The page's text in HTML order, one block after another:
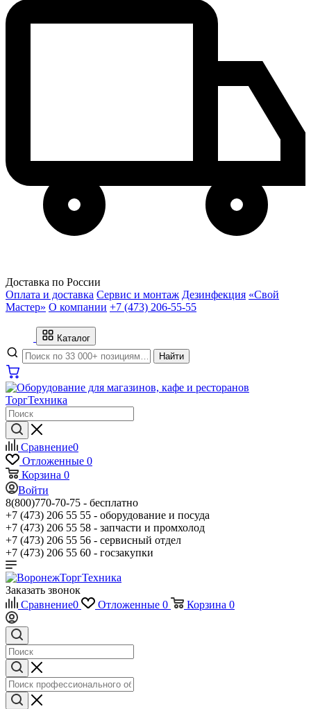
Доставка по России
Оплата и доставка Сервис и монтаж Дезинфекция «Свой
Мастер» О компании +7 (473) 206-55-55
Каталог
Найти
Сравнение0
Отложенные 0
Корзина 0
Войти
8(800)770-70-75 - бесплатно
+7 (473) 206 55 55 - оборудование и посуда
+7 (473) 206 55 58 - запчасти и промхолод
+7 (473) 206 55 56 - сервисный отдел
+7 (473) 206 55 60 - госзакупки
Заказать звонок
Сравнение0 Отложенные 0 Корзина 0